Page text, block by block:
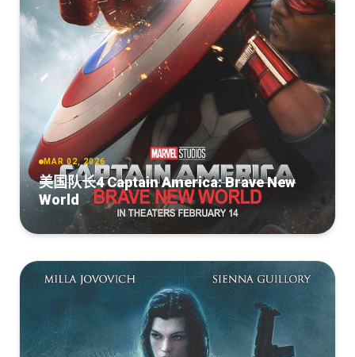
Spider-
FraMeSToR
[48.1GB] 复制 下载
Spider-Man.2002.4K.HDR.DV.2160p.BDRemux Ita Eng
x265-NAHOM
[46.91GB] 复制 下载
Spider-Man (2002) 2160p 4K UHD HDR10 DV Blu-ray
REMUX Dual Audio [Hindi + English] ESub ~ RemuxDoc
[46.7GB] 复制 下载
Spider-
Man.2002.UHD.BluRay.2160p.TrueHD.Atmos.7.1.HEVC.REMUX-
FraMeSToR
[46.48GB] 下载
Spider-Man.2002.2160p.WEB-
DL.DDP5.1.Atmos.DV.MP4.x265-FLUX
[21.41GB] 复制 下载
Spider-Man.Trilogy.2002-
2007.Mastered.In.4k.1080p.BluRay.DTS.x264-ETRG
[16.28GB] 下载
Spider.Man.2002.4K.REMASTERED.Bluray.1080p.TrueHD.x264-
Grym
复制 下载
KiNGDOM
Spider-
Man.2002.2160p.UHD.BluRay.x265.10bit.HDR.TrueHD.7.1.Atmos-
[31.41GB] 复制 下载
蜘蛛侠[国英多音轨+简繁英特效字幕].Spider-
Man.2002.BluRay.2160p.x265.10bit.HDR.3Audio-SSDSSE
[29.79GB] 复制 下载
蜘蛛侠[国英多音轨+简繁英字幕].Spider-
Man.2002.BluRay.2160p.x265.10bit.HDR.3Audio-MiniHD
[29.79GB] 复制 下载
蜘蛛侠[国英多音轨+中文字幕+特效字幕].Spider-
Man.2002.BluRay.2160p.TrueHD.7.1.HDR.x265.10bit-
DreamHD
[DBD-Raws][4K_HDR][蜘蛛侠][2160P][BDRip][HEVC-10bit]
[中英外挂][FLAC][MKV]
[25.21GB] 复制 下载
MAR 02, 2026
美国队长4 Captain America: Brave New
World